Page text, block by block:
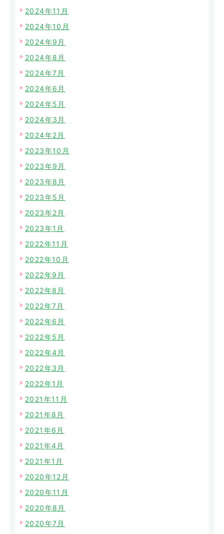
2024年11月
2024年10月
2024年9月
2024年8月
2024年7月
2024年6月
2024年5月
2024年3月
2024年2月
2023年10月
2023年9月
2023年8月
2023年5月
2023年2月
2023年1月
2022年11月
2022年10月
2022年9月
2022年8月
2022年7月
2022年6月
2022年5月
2022年4月
2022年3月
2022年1月
2021年11月
2021年8月
2021年6月
2021年4月
2021年1月
2020年12月
2020年11月
2020年8月
2020年7月